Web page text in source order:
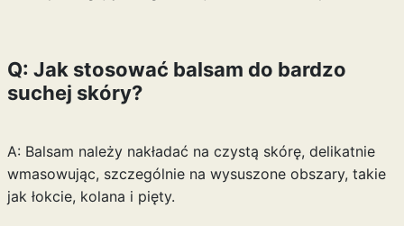
Q: Jak stosować balsam do bardzo
suchej skóry?
A: Balsam należy nakładać na czystą skórę, delikatnie
wmasowując, szczególnie na wysuszone obszary, takie
jak łokcie, kolana i pięty.